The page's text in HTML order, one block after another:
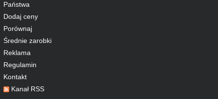
Państwa
Dodaj ceny
Porównaj
Średnie zarobki
Reklama
Regulamin
Kontakt
Kanał RSS